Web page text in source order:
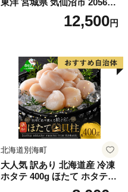
91] 鮭 魚介類 海鮮 訳アリ 規
格外 不揃い さけ サケ 鮭切身
切り身 魚 わけあり
12,500円
北海道別海町
大人気 訳あり 北海道産 冷凍
ホタテ 400g ほたて ホタテ